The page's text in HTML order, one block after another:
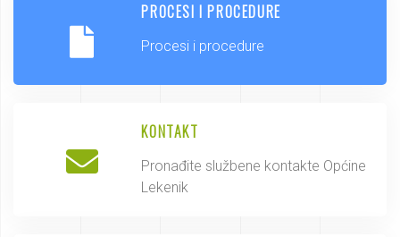
PROCESI I PROCEDURE
Procesi i procedure
KONTAKT
Pronađite službene kontakte Općine
Lekenik